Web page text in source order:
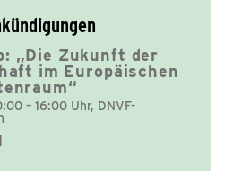
„Die Zukunft der
im Europäischen
– 16:00 Uhr, DNVF-